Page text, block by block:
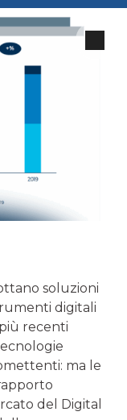
soluzioni
digitali
recenti
ma le
del Digital